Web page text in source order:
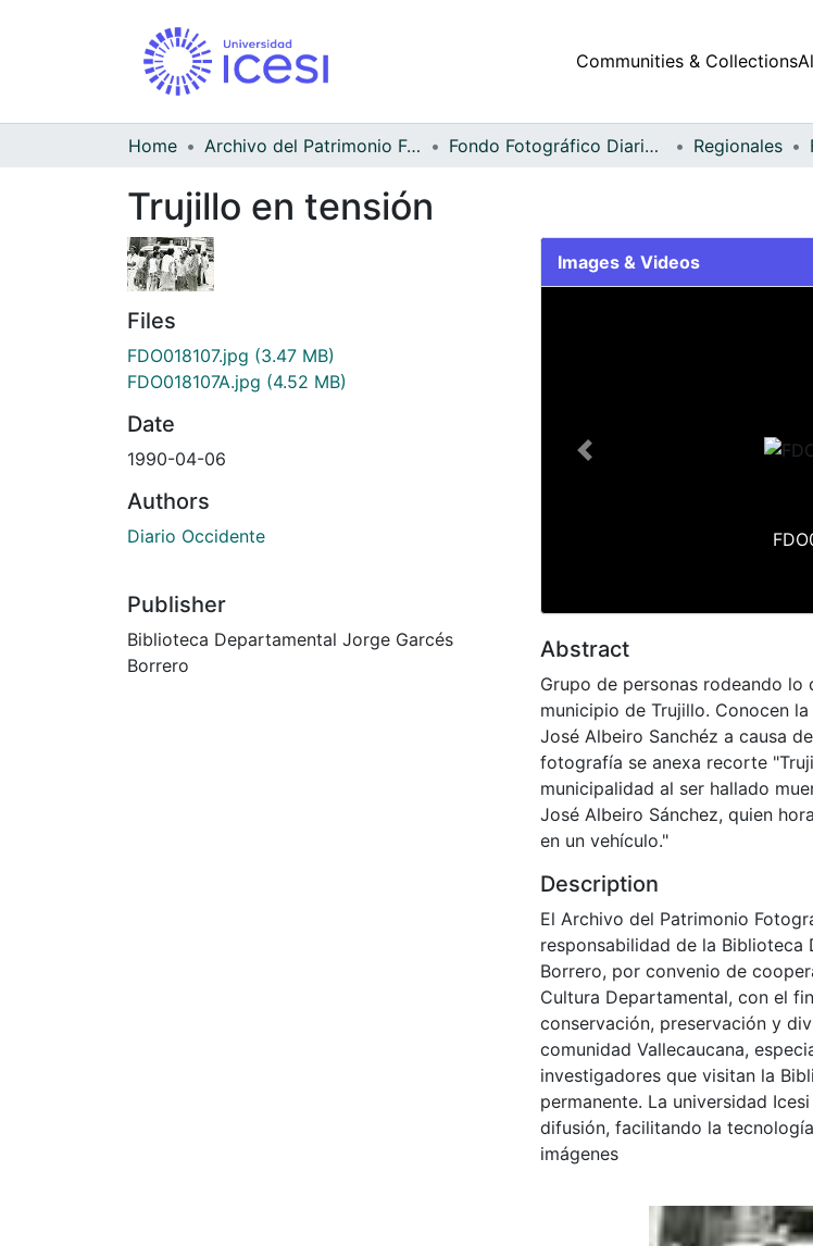
Communities & Collections
Home Archivo del Patrimonio Fotográfico y Fílmico del Valle del Cauca Fondo Fotográfico Diario Occidente Regionales
Trujillo en tensión
Files
FDO018107.jpg (3.47 MB)
FDO018107A.jpg (4.52 MB)
Date
1990-04-06
Authors
Diario Occidente
Publisher
Biblioteca Departamental Jorge Garcés
Borrero
Images & Videos
Previous
Abstract
Grupo de personas rodeando lo
municipio de Trujillo. Conocen
José Albeiro Sanchéz a causa
fotografía se anexa recorte
municipalidad al ser hallado
José Albeiro Sánchez, quien
en un vehículo."
Description
El Archivo del Patrimonio
responsabilidad de la Biblioteca
Borrero, por convenio de
Cultura Departamental, con el
conservación, preservación y
comunidad Vallecaucana,
investigadores que visitan la
permanente. La universidad
difusión, facilitando la
imágenes